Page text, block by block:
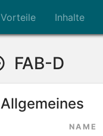
Vorteile Inhalte
FAB-D
Allgemeines
NAME